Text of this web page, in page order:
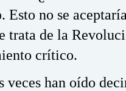
Esto no se
trata de la
crítico.
veces han oído